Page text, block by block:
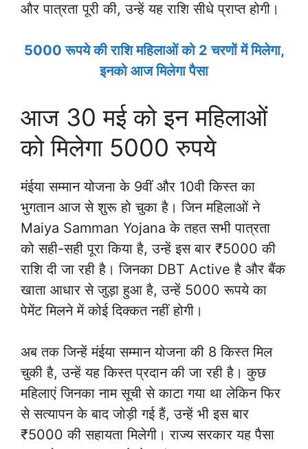
और पात्रता पूरी की, उन्हें यह राशि सीधे प्राप्त होगी।
5000 रूपये की राशि महिलाओं को 2 चरणों में मिलेगा,
इनको आज मिलेगा पैसा
आज 30 मई को इन महिलाओं
को मिलेगा 5000 रुपये
मंईया सम्मान योजना के 9वीं और 10वी किस्त का
भुगतान आज से शुरू हो चुका है। जिन महिलाओं ने
Maiya Samman Yojana के तहत सभी पात्रता
को सही-सही पूरा किया है, उन्हें इस बार ₹5000 की
राशि दी जा रही है। जिनका DBT Active है और बैंक
खाता आधार से जुड़ा हुआ है, उन्हें 5000 रूपये का
पेमेंट मिलने में कोई दिक्कत नहीं होगी।
अब तक जिन्हें मंईया सम्मान योजना की 8 किस्त मिल
चुकी है, उन्हें यह किस्त प्रदान की जा रही है। कुछ
महिलाएं जिनका नाम सूची से काटा गया था लेकिन फिर
से सत्यापन के बाद जोड़ी गई हैं, उन्हें भी इस बार
₹5000 की सहायता मिलेगी। राज्य सरकार यह पैसा